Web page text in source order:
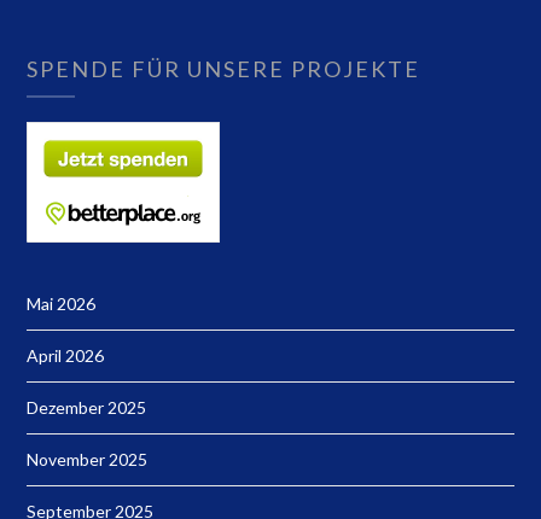
SPENDE FÜR UNSERE PROJEKTE
Mai 2026
April 2026
Dezember 2025
November 2025
September 2025